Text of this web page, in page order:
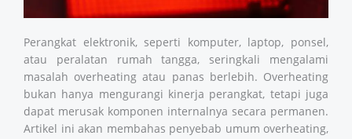
Perangkat elektronik, seperti komputer, laptop, ponsel,
atau peralatan rumah tangga, seringkali mengalami
masalah overheating atau panas berlebih. Overheating
bukan hanya mengurangi kinerja perangkat, tetapi juga
dapat merusak komponen internalnya secara permanen.
Artikel ini akan membahas penyebab umum overheating,